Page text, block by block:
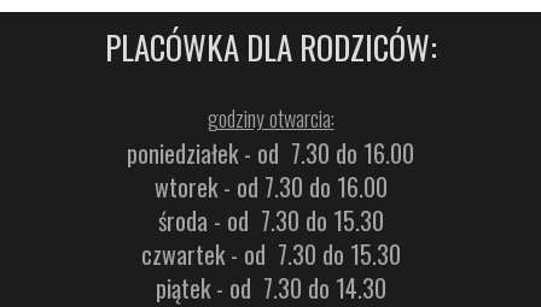
PLACÓWKA DLA RODZICÓW:
godziny otwarcia:
poniedziałek - od 7.30 do 16.00
wtorek - od 7.30 do 16.00
środa - od 7.30 do 15.30
czwartek - od 7.30 do 15.30
piątek - od 7.30 do 14.30